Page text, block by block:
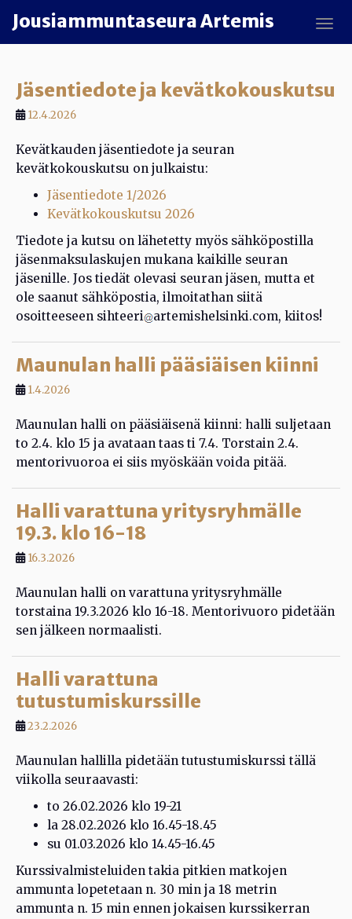
Jousiammuntaseura Artemis
UUTISET
Jäsentiedote ja kevätkokouskutsu
12.4.2026
Kevätkauden jäsentiedote ja seuran
kevätkokouskutsu on julkaistu:
Jäsentiedote 1/2026
Kevätkokouskutsu 2026
Tiedote ja kutsu on lähetetty myös sähköpostilla
jäsenmaksulaskujen mukana kaikille seuran
jäsenille. Jos tiedät olevasi seuran jäsen, mutta et
ole saanut sähköpostia, ilmoitathan siitä
osoitteeseen sihteeri
artemishelsinki.com, kiitos!
Maunulan halli pääsiäisen kiinni
1.4.2026
Maunulan halli on pääsiäisenä kiinni: halli suljetaan
to 2.4. klo 15 ja avataan taas ti 7.4. Torstain 2.4.
mentorivuoroa ei siis myöskään voida pitää.
Halli varattuna yritysryhmälle
19.3. klo 16-18
16.3.2026
Maunulan halli on varattuna yritysryhmälle
torstaina 19.3.2026 klo 16-18. Mentorivuoro pidetään
sen jälkeen normaalisti.
Halli varattuna
tutustumiskurssille
23.2.2026
Maunulan hallilla pidetään tutustumiskurssi tällä
viikolla seuraavasti:
to 26.02.2026 klo 19-21
la 28.02.2026 klo 16.45-18.45
su 01.03.2026 klo 14.45-16.45
Kurssivalmisteluiden takia pitkien matkojen
ammunta lopetetaan n. 30 min ja 18 metrin
ammunta n. 15 min ennen jokaisen kurssikerran